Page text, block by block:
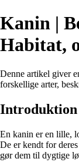
Kanin |
Habitat,
Denne artikel giver
forskellige arter,
En kanin er en lille,
De er kendt for
gør dem til dygtige